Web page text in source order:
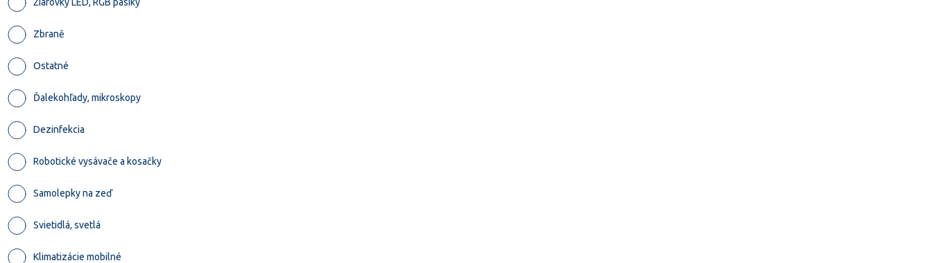
Zbraně
Ostatné
Ďalekohľady, mikroskopy
Dezinfekcia
Robotické vysávače a kosačky
Samolepky na zeď
Svietidlá, svetlá
Klimatizácie mobilné